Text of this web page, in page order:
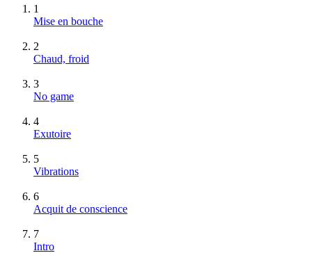
1
Mise en bouche
2
Chaud, froid
3
No game
4
Exutoire
5
Vibrations
6
Acquit de conscience
7
Intro